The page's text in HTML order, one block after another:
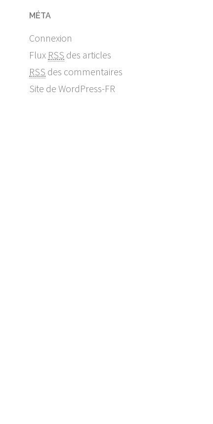
MÉTA
Connexion
Flux RSS des articles
RSS des commentaires
Site de WordPress-FR